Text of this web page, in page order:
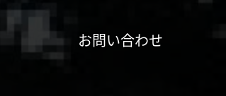
お問い合わせ